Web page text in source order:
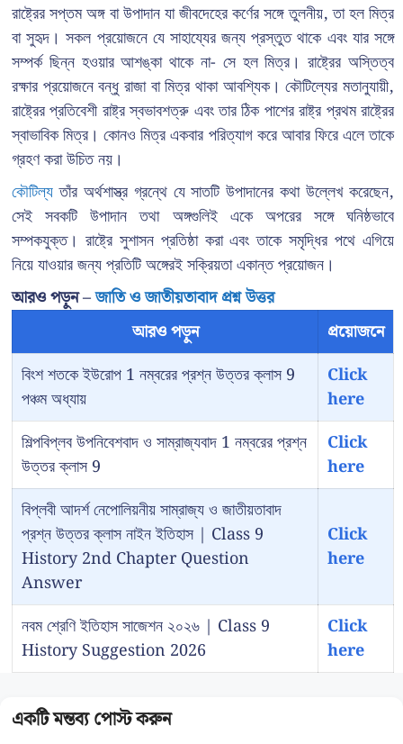
রাষ্ট্রের সপ্তম অঙ্গ বা উপাদান যা জীবদেহের কর্ণের সঙ্গে তুলনীয়, তা হল মিত্র
বা সুহৃদ। সকল প্রয়োজনে যে সাহায্যের জন্য প্রস্তুত থাকে এবং যার সঙ্গে
সম্পর্ক ছিন্ন হওয়ার আশঙ্কা থাকে না- সে হল মিত্র। রাষ্ট্রের অস্তিত্ব
রক্ষার প্রয়োজনে বন্ধু রাজা বা মিত্র থাকা আবশ্যিক। কৌটিল্যের মতানুযায়ী,
রাষ্ট্রের প্রতিবেশী রাষ্ট্র স্বভাবশত্রু এবং তার ঠিক পাশের রাষ্ট্র প্রথম রাষ্ট্রের
স্বাভাবিক মিত্র। কোনও মিত্র একবার পরিত্যাগ করে আবার ফিরে এলে তাকে
গ্রহণ করা উচিত নয়।
কৌটিল্য তাঁর অর্থশাস্ত্র গ্রন্থে যে সাতটি উপাদানের কথা উল্লেখ করেছেন,
সেই সবকটি উপাদান তথা অঙ্গগুলিই একে অপরের সঙ্গে ঘনিষ্ঠভাবে
সম্পকযুক্ত। রাষ্ট্রে সুশাসন প্রতিষ্ঠা করা এবং তাকে সমৃদ্ধির পথে এগিয়ে
নিয়ে যাওয়ার জন্য প্রতিটি অঙ্গেরই সক্রিয়তা একান্ত প্রয়োজন।
আরও পড়ুন –জাতি ও জাতীয়তাবাদ প্রশ্ন উত্তর
আরও পড়ুন
প্রয়োজনে
বিংশ শতকে ইউরোপ 1 নম্বরের প্রশ্ন উত্তর ক্লাস 9
পঞ্চম অধ্যায়
Click
here
শিল্পবিপ্লব উপনিবেশবাদ ও সাম্রাজ্যবাদ 1 নম্বরের প্রশ্ন
উত্তর ক্লাস 9
Click
here
বিপ্লবী আদর্শ নেপোলিয়নীয় সাম্রাজ্য ও জাতীয়তাবাদ
প্রশ্ন উত্তর ক্লাস নাইন ইতিহাস | Class 9
History 2nd Chapter Question
Answer
Click
here
নবম শ্রেণি ইতিহাস সাজেশন ২০২৬ | Class 9
History Suggestion 2026
Click
here